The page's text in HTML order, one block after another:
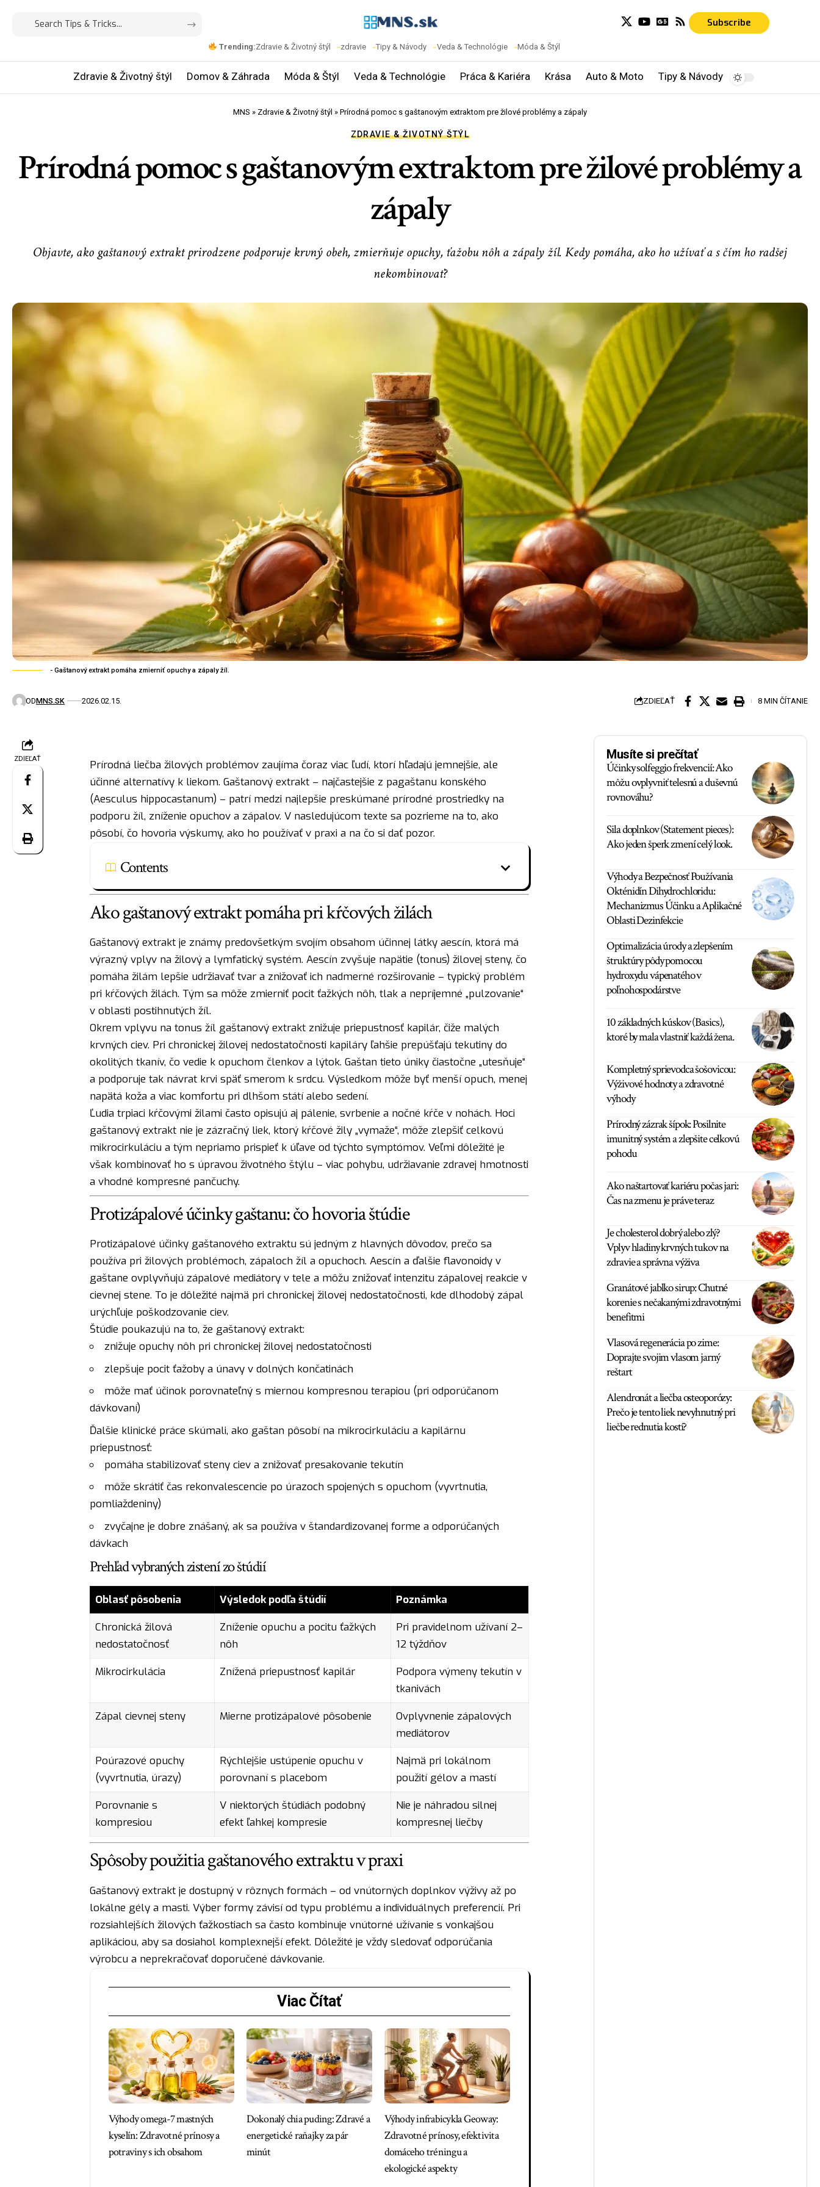
Trending:Zdravie & Životný štýl zdravie Tipy & Návody Veda & Technológie Móda & Štýl
Subscribe
Zdravie & Životný štýl Domov & Záhrada Móda & Štýl Veda & Technológie Práca & Kariéra Krása Auto & Moto Tipy & Návody
MNS » Zdravie & Životný štýl » Prírodná pomoc s gaštanovým extraktom pre žilové problémy a zápaly
ZDRAVIE & ŽIVOTNÝ ŠTÝL
Prírodná pomoc s gaštanovým extraktom pre žilové problémy a
zápaly
Objavte, ako gaštanový extrakt prirodzene podporuje krvný obeh, zmierňuje opuchy, ťažobu nôh a zápaly žíl. Kedy pomáha, ako ho užívať a s čím ho radšej
nekombinovať?
- Gaštanový extrakt pomáha zmierniť opuchy a zápaly žíl.
ODMNS.SK 2026.02.15. ZDIEĽAŤ 8 MIN ČÍTANIE
ZDIEĽAŤ
Prírodná liečba žilových problémov zaujíma čoraz viac ľudí, ktorí hľadajú jemnejšie, ale
účinné alternatívy k liekom. Gaštanový extrakt – najčastejšie z pagaštanu konského
(Aesculus hippocastanum) – patrí medzi najlepšie preskúmané prírodné prostriedky na
podporu žíl, zníženie opuchov a zápalov. V nasledujúcom texte sa pozrieme na to, ako
pôsobí, čo hovoria výskumy, ako ho používať v praxi a na čo si dať pozor.
Contents
Ako gaštanový extrakt pomáha pri kŕčových žilách
Gaštanový extrakt je známy predovšetkým svojím obsahom účinnej látky aescín, ktorá má
výrazný vplyv na žilový a lymfatický systém. Aescín zvyšuje napätie (tonus) žilovej steny, čo
pomáha žilám lepšie udržiavať tvar a znižovať ich nadmerné rozširovanie – typický problém
pri kŕčových žilách. Tým sa môže zmierniť pocit ťažkých nôh, tlak a nepríjemné „pulzovanie“
v oblasti postihnutých žíl.
Okrem vplyvu na tonus žíl gaštanový extrakt znižuje priepustnosť kapilár, čiže malých
krvných ciev. Pri chronickej žilovej nedostatočnosti kapiláry ľahšie prepúšťajú tekutiny do
okolitých tkanív, čo vedie k opuchom členkov a lýtok. Gaštan tieto úniky čiastočne „utesňuje“
a podporuje tak návrat krvi späť smerom k srdcu. Výsledkom môže byť menší opuch, menej
napätá koža a viac komfortu pri dlhšom státí alebo sedení.
Ľudia trpiaci kŕčovými žilami často opisujú aj pálenie, svrbenie a nočné kŕče v nohách. Hoci
gaštanový extrakt nie je zázračný liek, ktorý kŕčové žily „vymaže“, môže zlepšiť celkovú
mikrocirkuláciu a tým nepriamo prispieť k úľave od týchto symptómov. Veľmi dôležité je
však kombinovať ho s úpravou životného štýlu – viac pohybu, udržiavanie zdravej hmotnosti
a vhodné kompresné pančuchy.
Protizápalové účinky gaštanu: čo hovoria štúdie
Protizápalové účinky gaštanového extraktu sú jedným z hlavných dôvodov, prečo sa
používa pri žilových problémoch, zápaloch žíl a opuchoch. Aescín a ďalšie flavonoidy v
gaštane ovplyvňujú zápalové mediátory v tele a môžu znižovať intenzitu zápalovej reakcie v
cievnej stene. To je dôležité najmä pri chronickej žilovej nedostatočnosti, kde dlhodobý zápal
urýchľuje poškodzovanie ciev.
Štúdie poukazujú na to, že gaštanový extrakt:
znižuje opuchy nôh pri chronickej žilovej nedostatočnosti
zlepšuje pocit ťažoby a únavy v dolných končatinách
môže mať účinok porovnateľný s miernou kompresnou terapiou (pri odporúčanom
dávkovaní)
Ďalšie klinické práce skúmali, ako gaštan pôsobí na mikrocirkuláciu a kapilárnu
priepustnosť:
pomáha stabilizovať steny ciev a znižovať presakovanie tekutín
môže skrátiť čas rekonvalescencie po úrazoch spojených s opuchom (vyvrtnutia,
pomliaždeniny)
zvyčajne je dobre znášaný, ak sa používa v štandardizovanej forme a odporúčaných
dávkach
Prehľad vybraných zistení zo štúdií
Oblasť pôsobenia Výsledok podľa štúdií
Poznámka
Chronická žilová
nedostatočnosť
Zníženie opuchu a pocitu ťažkých
nôh
Pri pravidelnom užívaní 2–
12 týždňov
Mikrocirkulácia
Znížená priepustnosť kapilár
Podpora výmeny tekutín v
tkanivách
Zápal cievnej steny
Mierne protizápalové pôsobenie
Ovplyvnenie zápalových
mediátorov
Poúrazové opuchy
(vyvrtnutia, úrazy)
Rýchlejšie ustúpenie opuchu v
porovnaní s placebom
Najmä pri lokálnom
použití gélov a mastí
Porovnanie s
kompresiou
V niektorých štúdiách podobný
efekt ľahkej kompresie
Nie je náhradou silnej
kompresnej liečby
Spôsoby použitia gaštanového extraktu v praxi
Gaštanový extrakt je dostupný v rôznych formách – od vnútorných doplnkov výživy až po
lokálne gély a masti. Výber formy závisí od typu problému a individuálnych preferencií. Pri
rozsiahlejších žilových ťažkostiach sa často kombinuje vnútorné užívanie s vonkajšou
aplikáciou, aby sa dosiahol komplexnejší efekt. Dôležité je vždy sledovať odporúčania
výrobcu a neprekračovať doporučené dávkovanie.
Viac Čítať
Výhody omega-7 mastných
kyselín: Zdravotné prínosy a
potraviny s ich obsahom
Dokonalý chia puding: Zdravé a
energetické raňajky za pár
minút
Výhody infrabicykla Geoway:
Zdravotné prínosy, efektivita
domáceho tréningu a
ekologické aspekty
Musíte si prečítať
Účinky solfeggio frekvencií: Ako
môžu ovplyvniť telesnú a duševnú
rovnováhu?
Sila doplnkov (Statement pieces):
Ako jeden šperk zmení celý look.
Výhody a Bezpečnosť Používania
Okténidín Dihydrochloridu:
Mechanizmus Účinku a Aplikačné
Oblasti Dezinfekcie
Optimalizácia úrody a zlepšením
štruktúry pôdy pomocou
hydroxydu vápenatého v
poľnohospodárstve
10 základných kúskov (Basics),
ktoré by mala vlastniť každá žena.
Kompletný sprievodca šošovicou:
Výživové hodnoty a zdravotné
výhody
Prírodný zázrak šípok: Posilnite
imunitný systém a zlepšite celkovú
pohodu
Ako naštartovať kariéru počas jari:
Čas na zmenu je práve teraz
Je cholesterol dobrý alebo zlý?
Vplyv hladiny krvných tukov na
zdravie a správna výživa
Granátové jablko sirup: Chutné
korenie s nečakanými zdravotnými
benefitmi
Vlasová regenerácia po zime:
Doprajte svojim vlasom jarný
reštart
Alendronát a liečba osteoporózy:
Prečo je tento liek nevyhnutný pri
liečbe rednutia kostí?